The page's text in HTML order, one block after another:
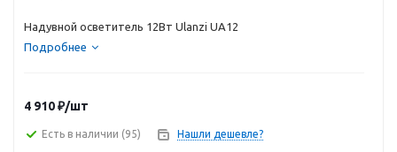
Надувной осветитель 12Вт Ulanzi UA12
Подробнее
4 910₽/шт
Есть в наличии (95) Нашли дешевле?